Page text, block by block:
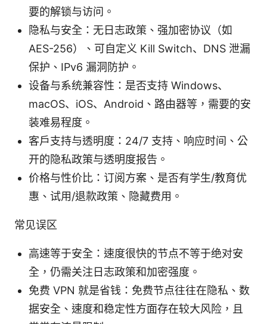
要的解锁与访问。
隐私与安全：无日志政策、强加密协议（如
AES-256）、可自定义 Kill Switch、DNS 泄漏
保护、IPv6 漏洞防护。
设备与系统兼容性：是否支持 Windows、
macOS、iOS、Android、路由器等，需要的安
装难易程度。
客户支持与透明度：24/7 支持、响应时间、公
开的隐私政策与透明度报告。
价格与性价比：订阅方案、是否有学生/教育优
惠、试用/退款政策、隐藏费用。
常见误区
高速等于安全：速度很快的节点不等于绝对安
全，仍需关注日志政策和加密强度。
免费 VPN 就是省钱：免费节点往往在隐私、数
据安全、速度和稳定性方面存在较大风险，且